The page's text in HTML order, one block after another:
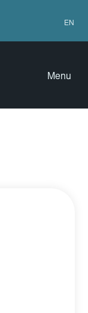
EN
Menu